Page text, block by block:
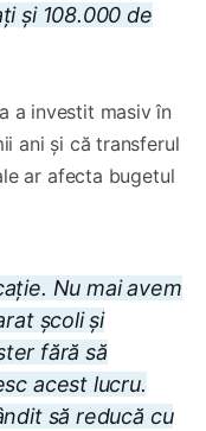
și 108.000 de
a investit masiv în
ani și că transferul
ar afecta bugetul
Nu mai avem
școli și
fără să
acest lucru.
să reducă cu